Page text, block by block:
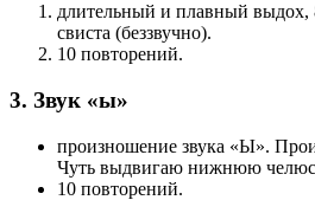
длительный и плавный выдох,
свиста (беззвучно).
10 повторений.
3. Звук «ы»
произношение звука «Ы».
Чуть выдвигаю нижнюю
10 повторений.